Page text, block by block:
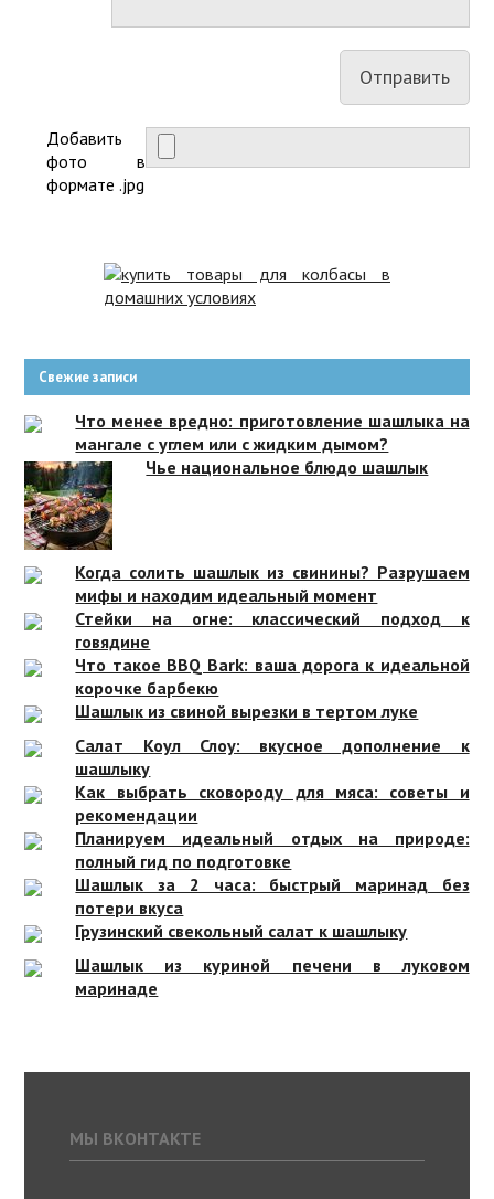
Добавить
фото в
формате .jpg
Свежие записи
Что менее вредно: приготовление шашлыка на
мангале с углем или с жидким дымом?
Чье национальное блюдо шашлык
Когда солить шашлык из свинины? Разрушаем
мифы и находим идеальный момент
Стейки на огне: классический подход к
говядине
Что такое BBQ Bark: ваша дорога к идеальной
корочке барбекю
Шашлык из свиной вырезки в тертом луке
Салат Коул Слоу: вкусное дополнение к
шашлыку
Как выбрать сковороду для мяса: советы и
рекомендации
Планируем идеальный отдых на природе:
полный гид по подготовке
Шашлык за 2 часа: быстрый маринад без
потери вкуса
Грузинский свекольный салат к шашлыку
Шашлык из куриной печени в луковом
маринаде
МЫ ВКОНТАКТЕ